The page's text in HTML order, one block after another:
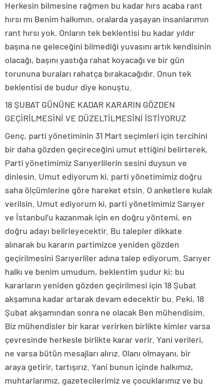
Herkesin bilmesine rağmen bu kadar hırs acaba rant
hırsı mı Benim halkımın, oralarda yaşayan insanlarımın
rant hırsı yok. Onların tek beklentisi bu kadar yıldır
başına ne geleceğini bilmediği yuvasını artık kendisinin
olacağı, başını yastığa rahat koyacağı ve bir gün
torununa buraları rahatça bırakacağıdır. Onun tek
beklentisi de budur diye konuştu.
18 ŞUBAT GÜNÜNE KADAR KARARIN GÖZDEN
GEÇİRİLMESİNİ VE DÜZELTİLMESİNİ İSTİYORUZ
Genç, parti yönetiminin 31 Mart seçimleri için tercihini
bir daha gözden geçireceğini umut ettiğini belirterek,
Parti yönetimimiz Sarıyerlilerin sesini duysun ve
dinlesin. Umut ediyorum ki, parti yönetimimiz doğru
saha ölçümlerine göre hareket etsin. O anketlere kulak
verilsin. Umut ediyorum ki, parti yönetimimiz Sarıyer
ve İstanbul’u kazanmak için en doğru yöntemi, en
doğru adayı belirleyecektir. Bu talepler dikkate
alınarak bu kararın partimizce yeniden gözden
geçirilmesini Sarıyerliler adına talep ediyorum. Sarıyer
halkı ve benim umudum, beklentim şudur ki; bu
kararların yeniden gözden geçirilmesi için 18 Şubat
akşamına kadar artarak devam edecektir bu. Peki, 18
Şubat akşamından sonra ne olacak Ben mühendisim.
Biz mühendisler bir karar verirken birlikte kimler varsa
çevresinde herkesle birlikte karar verir. Yani verileri,
ne varsa bütün mesajları alırız. Olanı olmayanı, bir
araya getirir, tartışırız. Yani bunun içinde halkımız,
muhtarlarımız, gazetecilerimiz ve çocuklarımız ve bu